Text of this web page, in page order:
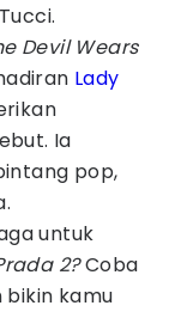
Devil Wears
Lady
Ia
pop,
untuk
2?Coba
bikin kamu